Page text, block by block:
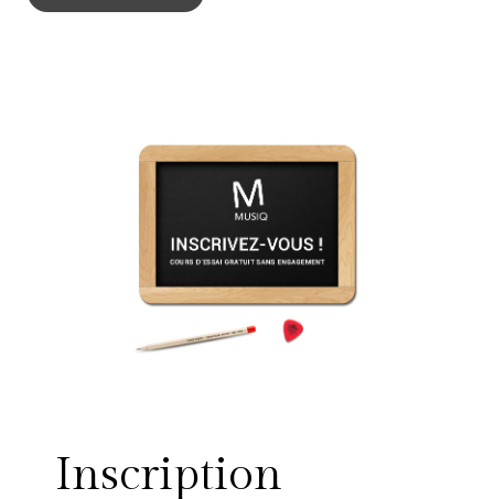
Inscription